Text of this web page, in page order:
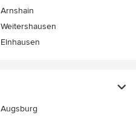
Arnshain
Weitershausen
Elnhausen
Augsburg